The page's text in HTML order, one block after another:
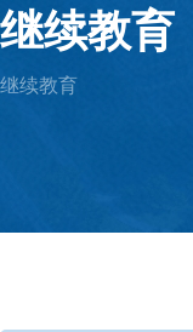
继续教育
继续教育